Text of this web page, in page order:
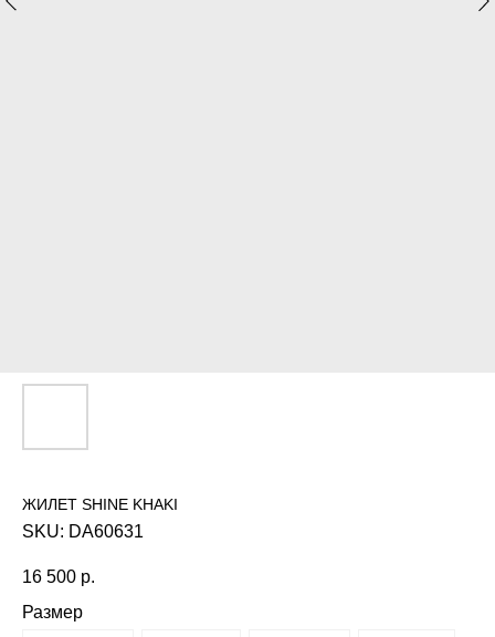
ЖИЛЕТ SHINE KHAKI
SKU: DA60631
16 500 р.
Размер